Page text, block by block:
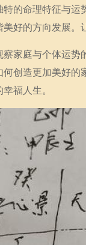
的命理特征与
好的方向发展。
家庭与个体运
创造更加美好
福人生。